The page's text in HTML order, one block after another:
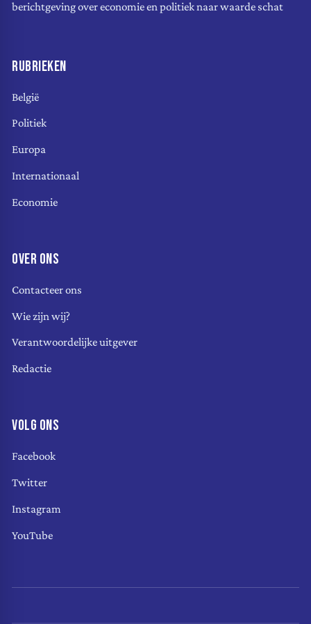
berichtgeving over economie en politiek naar waarde schat
RUBRIEKEN
België
Politiek
Europa
Internationaal
Economie
OVER ONS
Contacteer ons
Wie zijn wij?
Verantwoordelijke uitgever
Redactie
VOLG ONS
Facebook
Twitter
Instagram
YouTube